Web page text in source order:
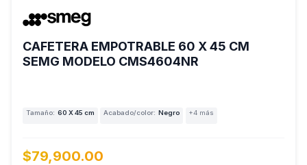
CAFETERA EMPOTRABLE 60 X 45 CM
SEMG MODELO CMS4604NR
Tamaño: 60 X 45 cm Acabado/color: Negro +4 más
$79,900.00